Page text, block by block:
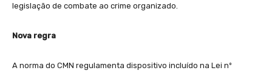
legislação de combate ao crime organizado.
Nova regra
A norma do CMN regulamenta dispositivo incluído na Lei nº